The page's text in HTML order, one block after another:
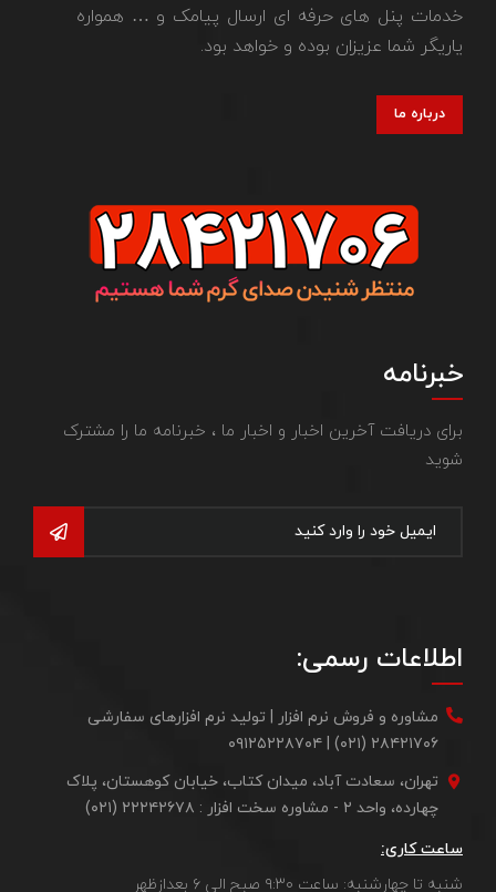
خدمات پنل های حرفه ای ارسال پیامک و … همواره
یاریگر شما عزیزان بوده و خواهد بود.
درباره ما
خبرنامه
برای دریافت آخرین اخبار و اخبار ما ، خبرنامه ما را مشترک
شوید
اطلاعات رسمی:
مشاوره و فروش نرم افزار | تولید نرم افزارهای سفارشی
۲۸۴۲۱۷۰۶ (۰۲۱) | ۰۹۱۲۵۲۲۸۷۰۴
تهران، سعادت آباد، میدان کتاب، خیابان کوهستان، پلاک
چهارده، واحد ۲ - مشاوره سخت افزار : ۲۲۲۴۲۶۷۸ (۰۲۱)
ساعت کاری:
شنبه تا چهارشنبه: ساعت ۹:۳۰ صبح الی ۶ بعدازظهر